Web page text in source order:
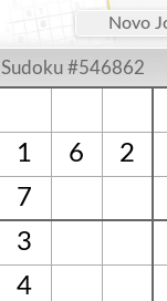
Novo
Sudoku #546862
1 6 2
7
3
4